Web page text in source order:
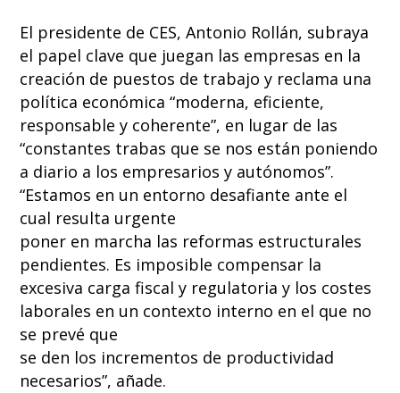
El presidente de CES, Antonio Rollán, subraya
el papel clave que juegan las empresas en la
creación de puestos de trabajo y reclama una
política económica “moderna, eficiente,
responsable y coherente”, en lugar de las
“constantes trabas que se nos están poniendo
a diario a los empresarios y autónomos”.
“Estamos en un entorno desafiante ante el
cual resulta urgente
poner en marcha las reformas estructurales
pendientes. Es imposible compensar la
excesiva carga fiscal y regulatoria y los costes
laborales en un contexto interno en el que no
se prevé que
se den los incrementos de productividad
necesarios”, añade.